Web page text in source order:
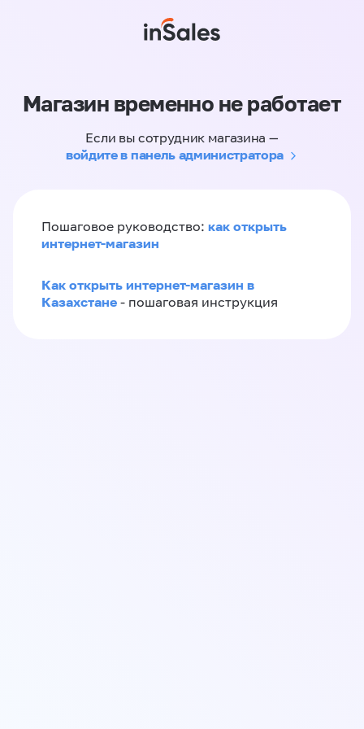
Магазин временно не работает
Если вы сотрудник магазина —
войдите в панель администратора
Пошаговое руководство: как открыть
интернет-магазин
Как открыть интернет-магазин в
Казахстане - пошаговая инструкция